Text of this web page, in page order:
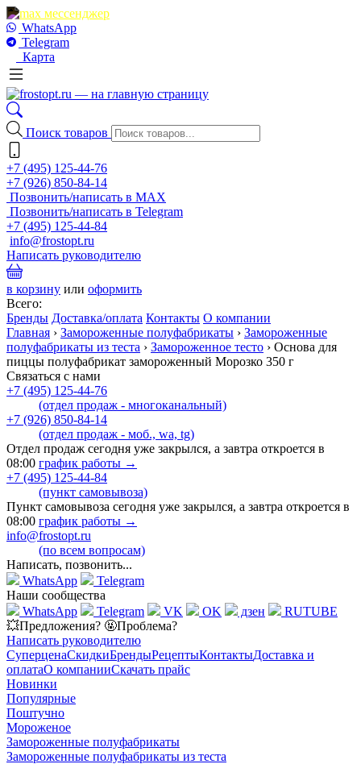
WhatsApp
Telegram
Карта
Поиск товаров
+7 (495) 125-44-76
+7 (926) 850-84-14
Позвонить/написать в MAX
Позвонить/написать в Telegram
+7 (495) 125-44-84
info@frostopt.ru
Написать руководителю
в корзину или оформить
Всего:
Бренды Доставка/оплата Контакты О компании
Главная › Замороженные полуфабрикаты › Замороженные
полуфабрикаты из теста › Замороженное тесто › Основа для
пиццы полуфабрикат замороженный Морозко 350 г
Связаться с нами
+7 (495) 125-44-76
(отдел продаж - многоканальный)
+7 (926) 850-84-14
(отдел продаж - моб., wa, tg)
Отдел продаж сегодня уже закрылся, а завтра откроется в
08:00 график работы →
+7 (495) 125-44-84
(пункт самовывоза)
Пункт самовывоза сегодня уже закрылся, а завтра откроется в
08:00 график работы →
info@frostopt.ru
(по всем вопросам)
Написать, позвонить...
WhatsApp
Telegram
Наши сообщества
WhatsApp
Telegram VK OK дзен
RUTUBE
💥Предложения? 🤬Проблема?
Написать руководителю
СуперценаСкидкиБрендыРецептыКонтактыДоставка и
оплатаО компанииСкачать прайс
Новинки
Популярные
Поштучно
Мороженое
Замороженные полуфабрикаты
Замороженные полуфабрикаты из теста